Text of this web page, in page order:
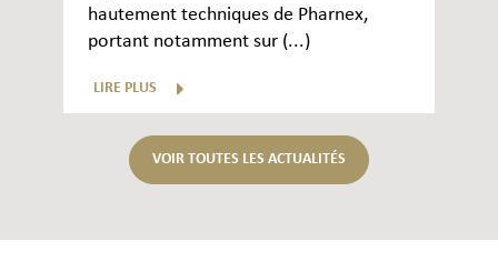
hautement techniques de Pharnex,
portant notamment sur (...)
LIRE PLUS
VOIR TOUTES LES ACTUALITÉS